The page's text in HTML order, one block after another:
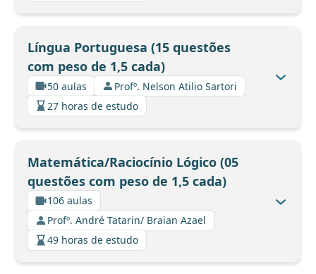
Língua Portuguesa (15 questões
com peso de 1,5 cada)
50 aulas
Profº. Nelson Atilio Sartori
27 horas de estudo
Matemática/Raciocínio Lógico (05
questões com peso de 1,5 cada)
106 aulas
Profº. André Tatarin/ Braian Azael
49 horas de estudo